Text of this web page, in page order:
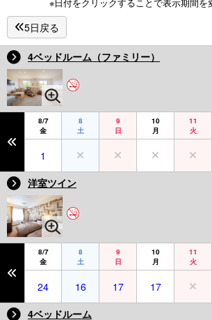
5日戻る
4ベッドルーム（ファミリー）
8/7
金
8
土
9
日
10
月
11
火
1
洋室ツイン
8/7
金
8
土
9
日
10
月
11
火
24 16 17
17
4ベッドルーム